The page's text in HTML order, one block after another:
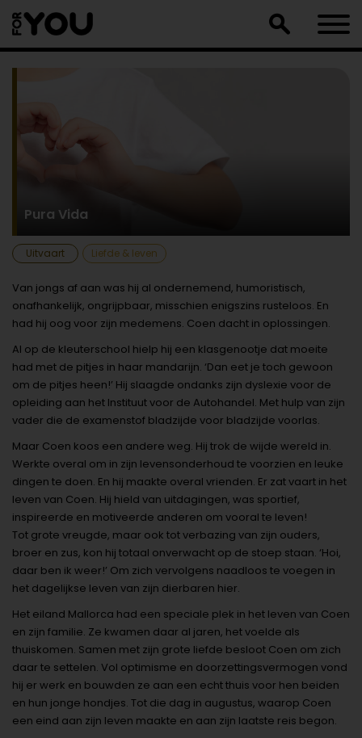
naar
artikel
Pura Vida
Uitvaart Liefde & leven
Van jongs af aan was hij al ondernemend, humoristisch,
onafhankelijk, ongrijpbaar, misschien enigszins rusteloos. En
had hij oog voor zijn medemens. Coen dacht in oplossingen.
Al op de kleuterschool hielp hij een klasgenootje dat moeite
had met de pitjes in haar mandarijn. ‘Dan eet je toch gewoon
om de pitjes heen!’ Hij slaagde ondanks zijn dyslexie voor de
opleiding aan het Instituut voor de Autohandel. Met hulp van zijn
vader die de examenstof bladzijde voor bladzijde voorlas.
Maar Coen koos een andere weg. Hij trok de wijde wereld in.
Werkte overal om in zijn levensonderhoud te voorzien en leuke
dingen te doen. En hij maakte overal vrienden. Er zat vaart in het
leven van Coen. Hij hield van uitdagingen, was sportief,
inspireerde en motiveerde anderen om vooral te leven!
Tot grote vreugde, maar ook tot verbazing van zijn ouders,
broer en zus, kon hij totaal onverwacht op de stoep staan. ‘Hoi,
daar ben ik weer!’ Om zich vervolgens naadloos te voegen in
het dagelijkse leven van zijn dierbaren hier.
Het eiland Mallorca had een speciale plek in het leven van Coen
en zijn familie. Ze kwamen daar al jaren, het voelde als
thuiskomen. Samen met zijn grote liefde besloot Coen om zich
daar te settelen. Vol optimisme en doorzettingsvermogen vond
hij er werk en bouwden ze aan een echt thuis voor hen beiden
en hun jonge hondjes. Tot die dag in augustus, waarop Coen
een eind aan zijn leven maakte en aan zijn laatste reis begon.